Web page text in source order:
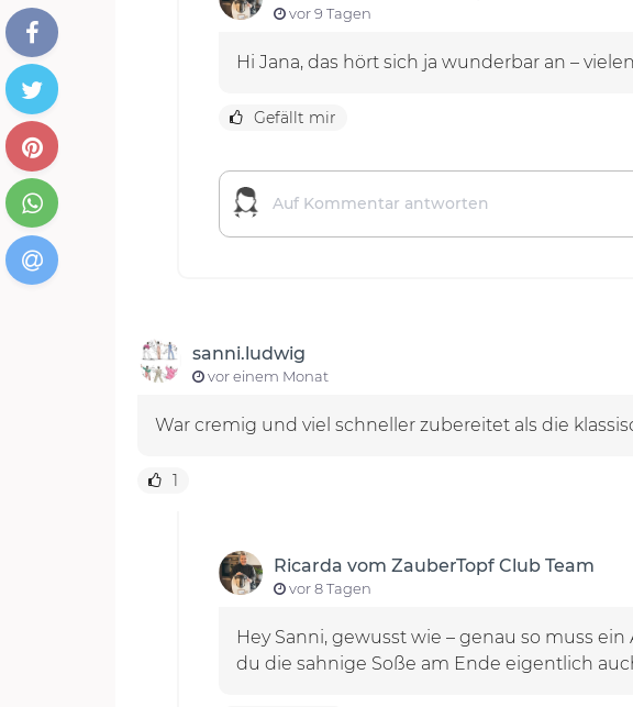
vor 9 Tagen
Hi Jana, das hört sich ja wunderbar an –
Gefällt mir
sanni.ludwig
vor einem Monat
War cremig und viel schneller zubereitet als die
1
Ricarda vom ZauberTopf Club Team
vor 8 Tagen
Hey Sanni, gewusst wie – genau so muss
du die sahnige Soße am Ende eigentlich